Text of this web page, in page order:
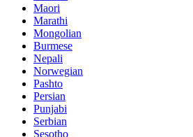
Maori
Marathi
Mongolian
Burmese
Nepali
Norwegian
Pashto
Persian
Punjabi
Serbian
Sesotho